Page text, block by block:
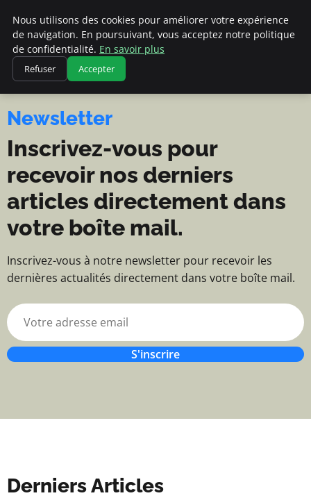
Cannes 1939 - Blog d'actualités
Cannes 1939
BLOG D'ACTUALITÉS ET
D'INFORMATIONS
Newsletter
Inscrivez-vous pour
recevoir nos derniers
articles directement dans
votre boîte mail.
Inscrivez-vous à notre newsletter pour recevoir les
dernières actualités directement dans votre boîte mail.
S'inscrire
Derniers Articles
Nous utilisons des cookies pour améliorer votre expérience
de navigation. En poursuivant, vous acceptez notre politique
de confidentialité. En savoir plus
Refuser Accepter